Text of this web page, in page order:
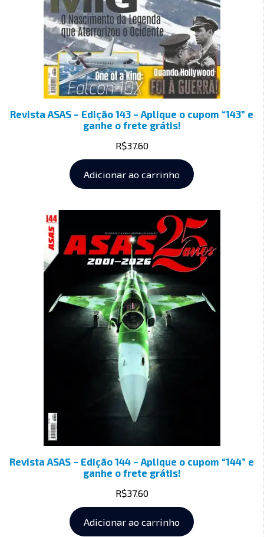
Revista ASAS – Edição 143 – Aplique o cupom “143” e
ganhe o frete grátis!
R$37.60
Adicionar ao carrinho
Revista ASAS – Edição 144 – Aplique o cupom “144” e
ganhe o frete grátis!
R$37.60
Adicionar ao carrinho